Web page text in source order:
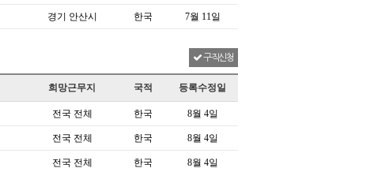
경기 안산시 한국 7월 11일
구직신청
희망근무지 국적 등록수정일
전국 전체 한국 8월 4일
전국 전체 한국 8월 4일
전국 전체 한국 8월 4일